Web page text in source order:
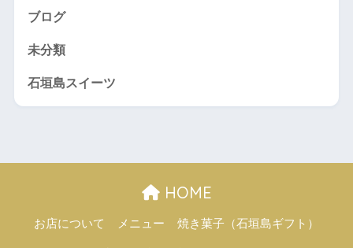
ブログ
未分類
石垣島スイーツ
HOME
お店について メニュー 焼き菓子（石垣島ギフト）